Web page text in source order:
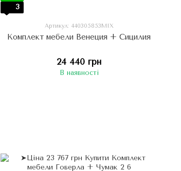
3
Артикул: 440305853МIX
Комплект мебели Венеция + Сицилия
24 440 грн
В наявності